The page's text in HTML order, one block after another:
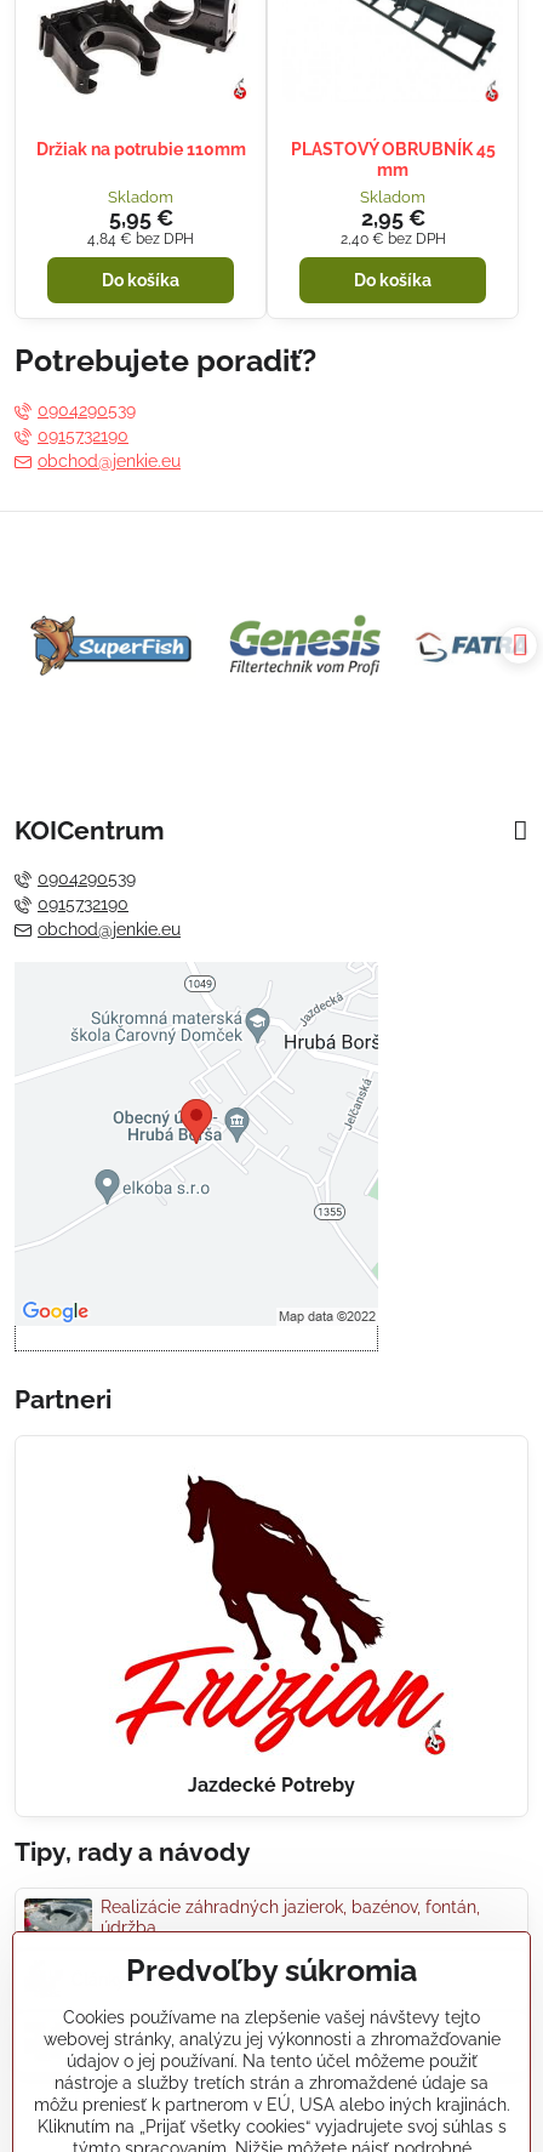
Držiak na potrubie 110mm
Skladom
5,95 €
4,84 € bez DPH
Do košíka
PLASTOVÝ OBRUBNÍK 45
mm
Skladom
2,95 €
2,40 € bez DPH
Do košíka
Potrebujete poradiť?
0904290539
0915732190
obchod@jenkie.eu
KOICentrum
0904290539
0915732190
obchod@jenkie.eu
Externý obsah je blokovaný
Voľbami súkromia
Prajete si načítať externý obsah?
Povoliť tentokrát
Povoliť a zapamätať - súhlas s
Partneri
Jazdecké Potreby
Tipy, rady a návody
Realizácie záhradných jazierok, bazénov, fontán,
údržba...
Články a blogy
Rady a návody
koikapre/?ref=hl
Predvoľby súkromia
Cookies používame na zlepšenie vašej návštevy tejto
webovej stránky, analýzu jej výkonnosti a zhromažďovanie
údajov o jej používaní. Na tento účel môžeme použiť
nástroje a služby tretích strán a zhromaždené údaje sa
môžu preniesť k partnerom v EÚ, USA alebo iných krajinách.
Kliknutím na „Prijať všetky cookies“ vyjadrujete svoj súhlas s